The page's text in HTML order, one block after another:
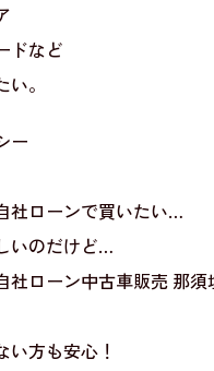
ドなど
。
ー
社ローンで買いたい…
いのだけど…
ローン中古車販売 那須
い方も安心！